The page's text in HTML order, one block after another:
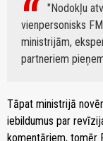
"Nodokļu
vienpersonisks
ministrijām,
partneriem
Tāpat ministrijā
iebildumus par
komentāriem, tomēr